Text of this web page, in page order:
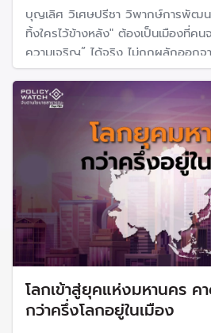
บุญเลิศ วิเศษปรีชา วิพากษ์การพัฒนา
ทิ้งใครไว้ข้างหลัง" ต้องเป็นเมืองที่ค
ความเจริญ” ได้จริง ไม่ถูกผลักออกจ
ค่าเช่า และการพัฒนาเชิงพาณิชย์ ซึ่ง
Policy Watch จุดประเด็นในเรื่อง "ค
เป็น
โลกเข้าสู่ยุคแห่งมหานคร
กว่าครึ่งโลกอยู่ในเมือง